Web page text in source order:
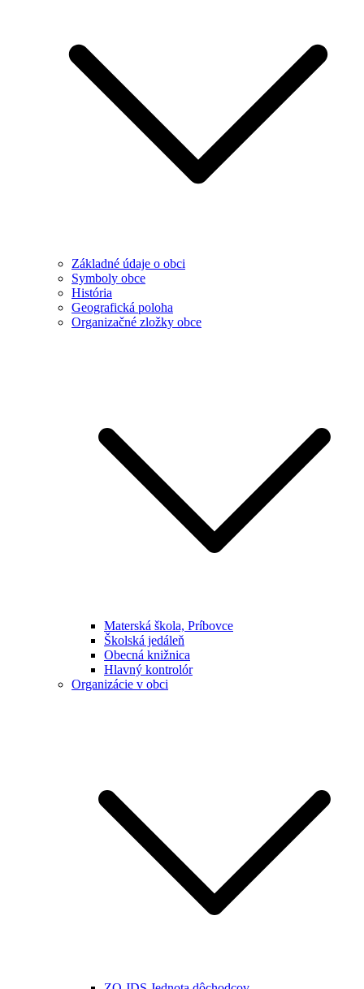
Základné údaje o obci
Symboly obce
História
Geografická poloha
Organizačné zložky obce
Materská škola, Príbovce
Školská jedáleň
Obecná knižnica
Hlavný kontrolór
Organizácie v obci